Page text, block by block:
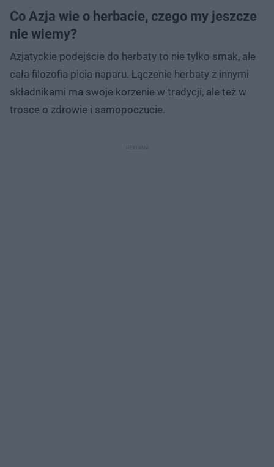
Co Azja wie o herbacie, czego my jeszcze
nie wiemy?
Azjatyckie podejście do herbaty to nie tylko smak, ale
cała filozofia picia naparu. Łączenie herbaty z innymi
składnikami ma swoje korzenie w tradycji, ale też w
trosce o zdrowie i samopoczucie.